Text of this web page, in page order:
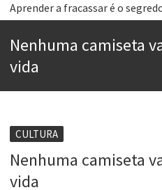
Aprender a fracassar é o
Esse tal de Rock Gaúcho
Se queres salvar o mundo, o
Tem que filmar isso daí
A construção da urbanidade
Nenhuma camiseta
vida
CULTURA
Nenhuma camiseta
vida